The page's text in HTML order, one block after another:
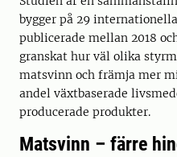
bygger på 29
publicerade mellan 2018
granskat hur väl olika
matsvinn och främja mer
andel växtbaserade
producerade produkter.
Matsvinn – färre